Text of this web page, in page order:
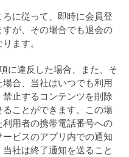
ろに従って、即時に会員登
が、その場合でも退会の
ます。
に違反した場合、また、そ
合、当社はいつでも利用
止するコンテンツを削除
ことができます。この場
用者の携帯電話番号への
ビスのアプリ内での通知
社は終了通知を送ること